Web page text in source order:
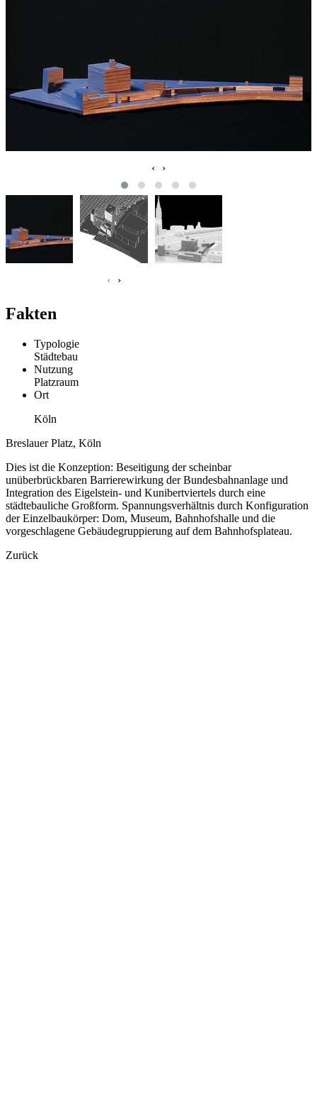
‹ ›
‹ ›
Fakten
Typologie
Städtebau
Nutzung
Platzraum
Ort
Köln
Breslauer Platz, Köln
Dies ist die Konzeption: Beseitigung der scheinbar
unüberbrückbaren Barrierewirkung der Bundesbahnanlage und
Integration des Eigelstein- und Kunibertviertels durch eine
städtebauliche Großform. Spannungsverhältnis durch Konfiguration
der Einzelbaukörper: Dom, Museum, Bahnhofshalle und die
vorgeschlagene Gebäudegruppierung auf dem Bahnhofsplateau.
Zurück